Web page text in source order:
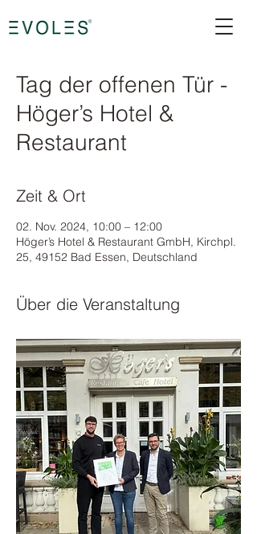
Tag der offenen Tür -
Höger’s Hotel &
Restaurant
Zeit & Ort
02. Nov. 2024, 10:00 – 12:00
Höger’s Hotel & Restaurant GmbH, Kirchpl.
25, 49152 Bad Essen, Deutschland
Über die Veranstaltung